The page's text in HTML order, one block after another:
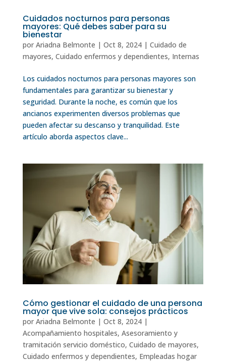
Cuidados nocturnos para personas
mayores: Qué debes saber para su
bienestar
por Ariadna Belmonte | Oct 8, 2024| Cuidado de
mayores, Cuidado enfermos y dependientes, Internas
Los cuidados nocturnos para personas mayores son
fundamentales para garantizar su bienestar y
seguridad. Durante la noche, es común que los
ancianos experimenten diversos problemas que
pueden afectar su descanso y tranquilidad. Este
artículo aborda aspectos clave...
Cómo gestionar el cuidado de una persona
mayor que vive sola: consejos prácticos
por Ariadna Belmonte | Oct 8, 2024|
Acompañamiento hospitales, Asesoramiento y
tramitación servicio doméstico, Cuidado de mayores,
Cuidado enfermos y dependientes, Empleadas hogar